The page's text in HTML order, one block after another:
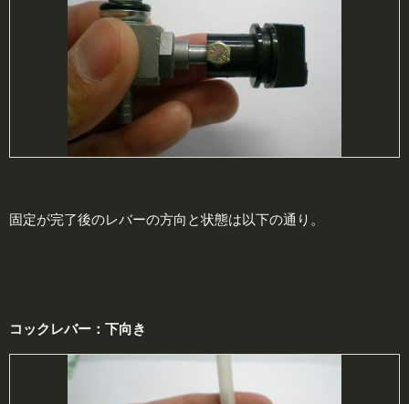
固定が完了後のレバーの方向と状態は以下の通り。
コックレバー：下向き